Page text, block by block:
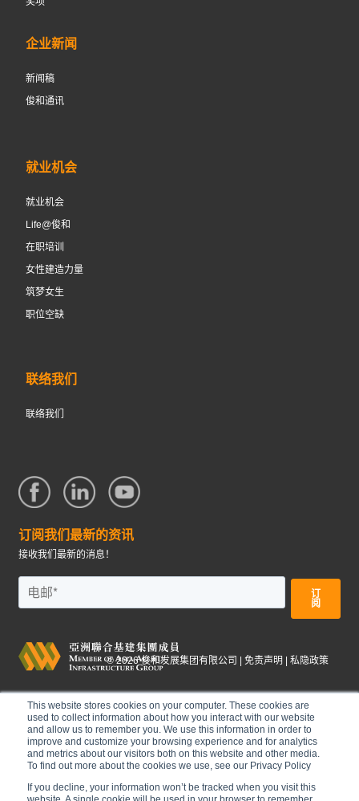
This website stores cookies on your computer. These cookies are
used to collect information about how you interact with our website
and allow us to remember you. We use this information in order to
improve and customize your browsing experience and for analytics
and metrics about our visitors both on this website and other media.
To find out more about the cookies we use, see our Privacy Policy
If you decline, your information won’t be tracked when you visit this
企业新闻
新闻稿
俊和通讯
就业机会
就业机会
Life@俊和
在职培训
女性建造力量
筑梦女生
职位空缺
联络我们
联络我们
订阅我们最新的资讯
接收我们最新的消息！
©2026俊和发展集团有限公司 | 免责声明 | 私隐政策